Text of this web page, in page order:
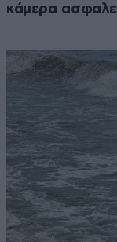
κάμερα